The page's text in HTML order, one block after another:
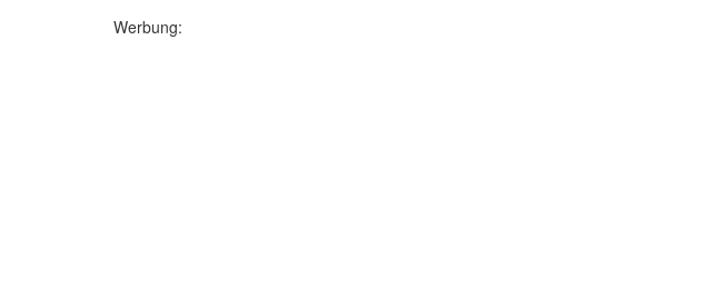
Werbung: